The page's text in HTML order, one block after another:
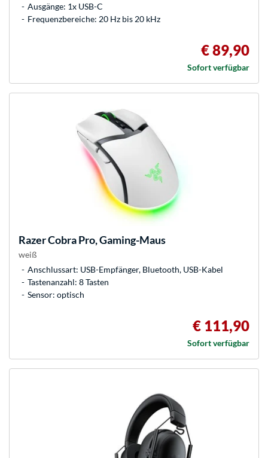
Ausgänge: 1x USB-C
Frequenzbereiche: 20 Hz bis 20 kHz
€ 89,90
Sofort verfügbar
RazerCobra Pro, Gaming-Maus
weiß
Anschlussart: USB-Empfänger, Bluetooth, USB-Kabel
Tastenanzahl: 8 Tasten
Sensor: optisch
€ 111,90
Sofort verfügbar